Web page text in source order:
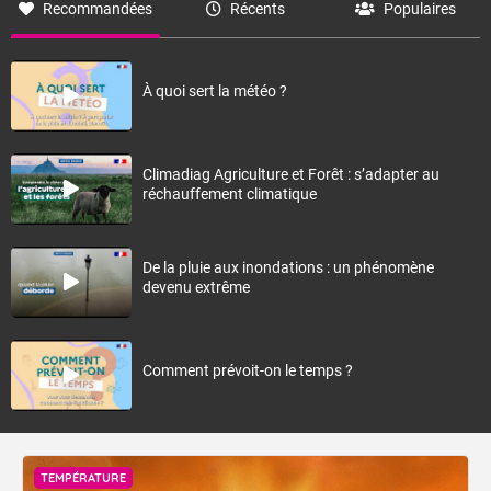
Recommandées Récents Populaires
À quoi sert la météo ?
Climadiag Agriculture et Forêt : s’adapter au
réchauffement climatique
De la pluie aux inondations : un phénomène
devenu extrême
Comment prévoit-on le temps ?
TEMPÉRATURE